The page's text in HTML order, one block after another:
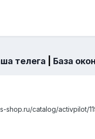
телега База
shop.ru/catalog/activpilot/